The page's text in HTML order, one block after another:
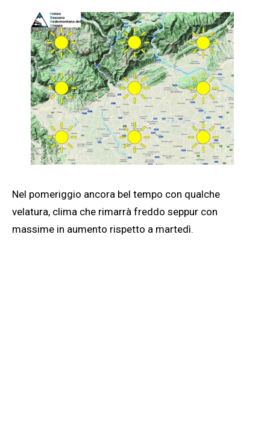
Nel pomeriggio ancora bel tempo con qualche
velatura, clima che rimarrà freddo seppur con
massime in aumento rispetto a martedì.